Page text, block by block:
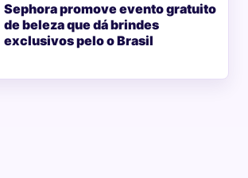
Sephora promove evento gratuito
de beleza que dá brindes
exclusivos pelo o Brasil